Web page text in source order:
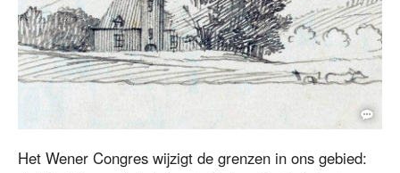
Het Wener Congres wijzigt de grenzen in ons gebied: